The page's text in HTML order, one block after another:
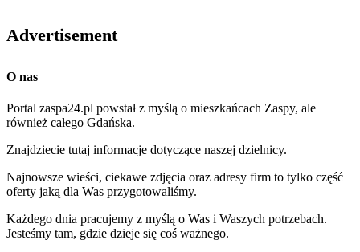
Advertisement
O nas
Portal zaspa24.pl powstał z myślą o mieszkańcach Zaspy, ale
również całego Gdańska.
Znajdziecie tutaj informacje dotyczące naszej dzielnicy.
Najnowsze wieści, ciekawe zdjęcia oraz adresy firm to tylko część
oferty jaką dla Was przygotowaliśmy.
Każdego dnia pracujemy z myślą o Was i Waszych potrzebach.
Jesteśmy tam, gdzie dzieje się coś ważnego.